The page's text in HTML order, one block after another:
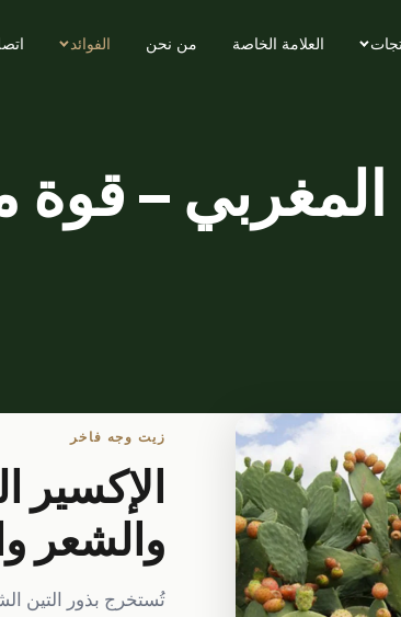
العلامة الخاصة من نحن الفوائد
– قوة
زيت وجه فاخر
الإكسير
والشعر
تُستخرج بذور التين